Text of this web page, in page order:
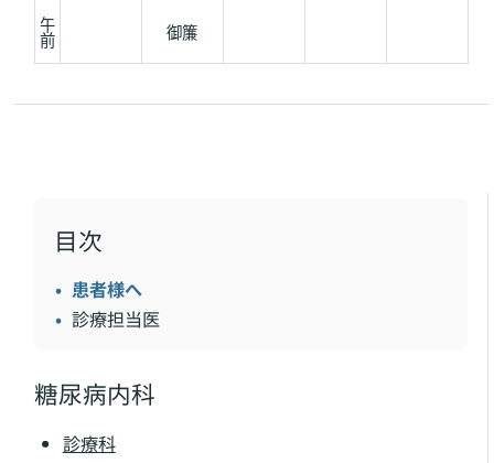
午
前 御簾
目次
患者様へ
診療担当医
糖尿病内科
診療科